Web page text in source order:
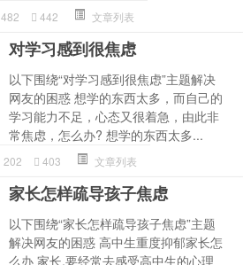
482 442 文章列表
对学习感到很焦虑
以下围绕“对学习感到很焦虑”主题解决
网友的困惑 想学的东西太多，而自己的
学习能力不足，心态又很着急，由此非
常焦虑，怎么办? 想学的东西太多...
202 403 文章列表
家长怎样疏导孩子焦虑
以下围绕“家长怎样疏导孩子焦虑”主题
解决网友的困惑 高中生重度抑郁家长怎
么办 家长,要经常去感受高中生的心理